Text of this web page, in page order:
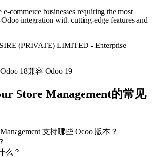
e-commerce businesses requiring the most
integration with cutting-edge features and
(PRIVATE) LIMITED - Enterprise
18兼容 Odoo 19
Store Management的常见
支持哪些 Odoo 版本？
么？